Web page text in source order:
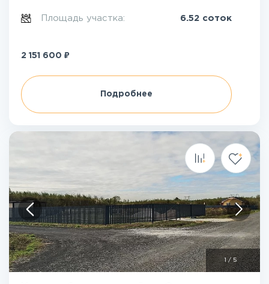
Площадь участка: 6.52 соток
2 151 600 ₽
Подробнее
/5